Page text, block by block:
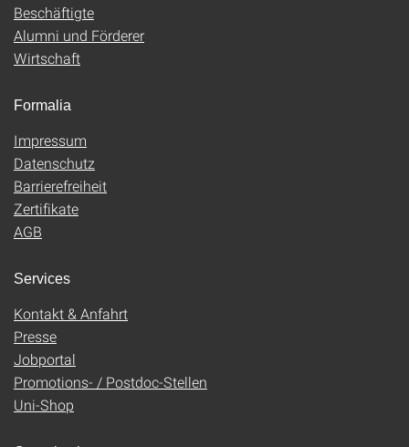
Beschäftigte
Alumni und Förderer
Wirtschaft
Formalia
Impressum
Datenschutz
Barrierefreiheit
Zertifikate
AGB
Services
Kontakt & Anfahrt
Presse
Jobportal
Promotions- / Postdoc-Stellen
Uni-Shop